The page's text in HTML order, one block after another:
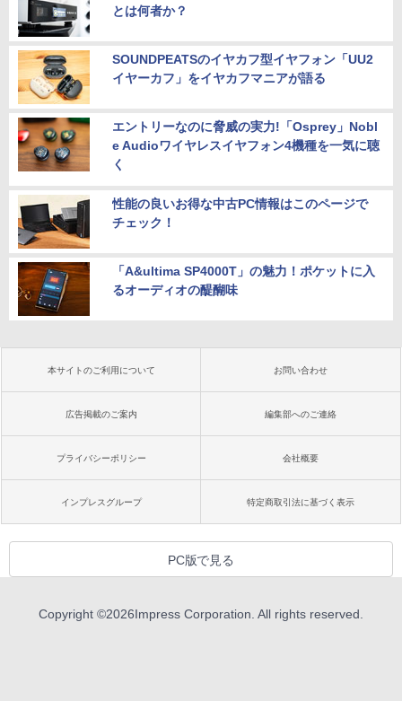
とは何者か？
SOUNDPEATSのイヤカフ型イヤフォン「UU2
イヤーカフ」をイヤカフマニアが語る
エントリーなのに脅威の実力!「Osprey」Nobl
e Audioワイヤレスイヤフォン4機種を一気に聴
く
性能の良いお得な中古PC情報はこのページで
チェック！
「A&ultima SP4000T」の魅力！ポケットに入
るオーディオの醍醐味
本サイトのご利用について お問い合わせ
広告掲載のご案内 編集部へのご連絡
プライバシーポリシー 会社概要
インプレスグループ 特定商取引法に基づく表示
PC版で見る
Copyright ©2026Impress Corporation. All rights reserved.